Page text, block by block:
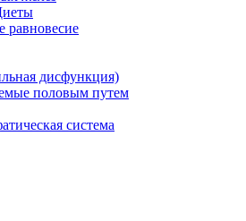
равновесие
дисфункция)
половым путем
система